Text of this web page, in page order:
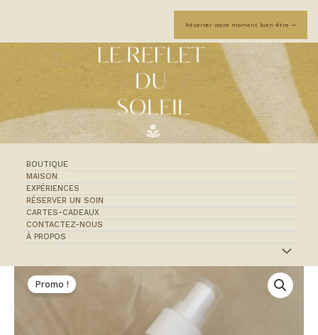
contenu
Réserver votre moment bien-être ➞
BOUTIQUE
MAISON
EXPÉRIENCES
RÉSERVER UN SOIN
CARTES-CADEAUX
CONTACTEZ-NOUS
À PROPOS
Promo !
prix
actuel
quantité
Brume
200ml